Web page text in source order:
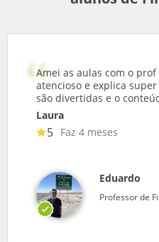
Amei as aulas com o
atencioso e explica
são divertidas e o
Laura
5 Faz 4 meses
Eduardo
Professor de